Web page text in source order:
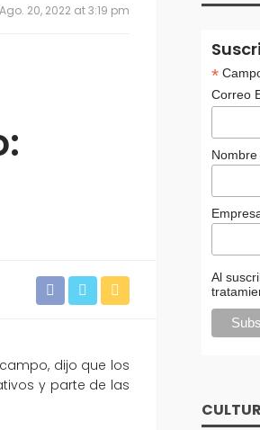
Ago. 20, 2022 at 3:19 pm
dijo que los
y parte de las
*
Correo
Al